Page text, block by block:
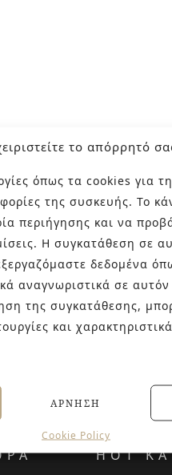
το απόρρητό
όπως τα cookies για
της συσκευής. Το
περιήγησης και να
Η συγκατάθεση σε
δεδομένα
αναγνωριστικά σε
της συγκατάθεσης,
και
ΆΡΝΗΣΗ
Cookie Policy
HOT